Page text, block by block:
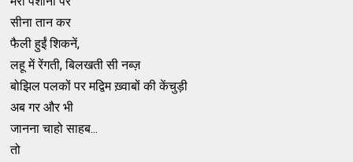
सीना तान कर
फैली हुईं शिकनें,
लहू में रेंगती, बिलखती सी नब्ज़
बोझिल पलकों पर मद्विम ख़्वाबों की केंचुड़ी
अब गर और भी
जानना चाहो साहब...
तो